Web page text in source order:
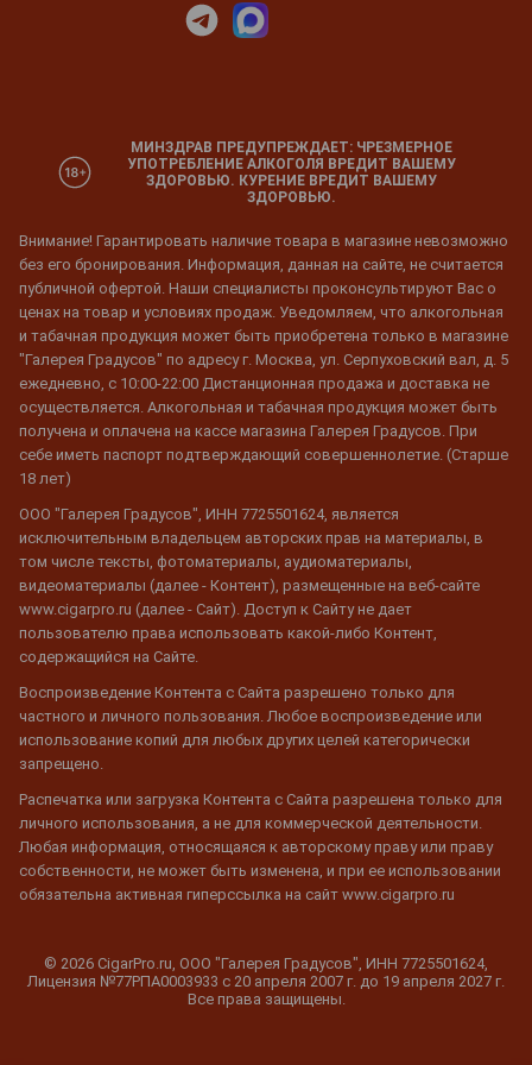
МИНЗДРАВ ПРЕДУПРЕЖДАЕТ: ЧРЕЗМЕРНОЕ
УПОТРЕБЛЕНИЕ АЛКОГОЛЯ ВРЕДИТ ВАШЕМУ
ЗДОРОВЬЮ. КУРЕНИЕ ВРЕДИТ ВАШЕМУ
ЗДОРОВЬЮ.
Внимание! Гарантировать наличие товара в магазине невозможно
без его бронирования. Информация, данная на сайте, не считается
публичной офертой. Наши специалисты проконсультируют Вас о
ценах на товар и условиях продаж. Уведомляем, что алкогольная
и табачная продукция может быть приобретена только в магазине
"Галерея Градусов" по адресу г. Москва, ул. Серпуховский вал, д. 5
ежедневно, с 10:00-22:00 Дистанционная продажа и доставка не
осуществляется. Алкогольная и табачная продукция может быть
получена и оплачена на кассе магазина Галерея Градусов. При
себе иметь паспорт подтверждающий совершеннолетие. (Старше
18 лет)
ООО "Галерея Градусов", ИНН 7725501624, является
исключительным владельцем авторских прав на материалы, в
том числе тексты, фотоматериалы, аудиоматериалы,
видеоматериалы (далее - Контент), размещенные на веб-сайте
www.cigarpro.ru (далее - Сайт). Доступ к Сайту не дает
пользователю права использовать какой-либо Контент,
содержащийся на Сайте.
Воспроизведение Контента с Сайта разрешено только для
частного и личного пользования. Любое воспроизведение или
использование копий для любых других целей категорически
запрещено.
Распечатка или загрузка Контента с Сайта разрешена только для
личного использования, а не для коммерческой деятельности.
Любая информация, относящаяся к авторскому праву или праву
собственности, не может быть изменена, и при ее использовании
обязательна активная гиперссылка на сайт www.cigarpro.ru
© 2026 CigarPro.ru, ООО "Галерея Градусов", ИНН 7725501624,
Лицензия №77РПА0003933 c 20 апреля 2007 г. до 19 апреля 2027 г.
Все права защищены.